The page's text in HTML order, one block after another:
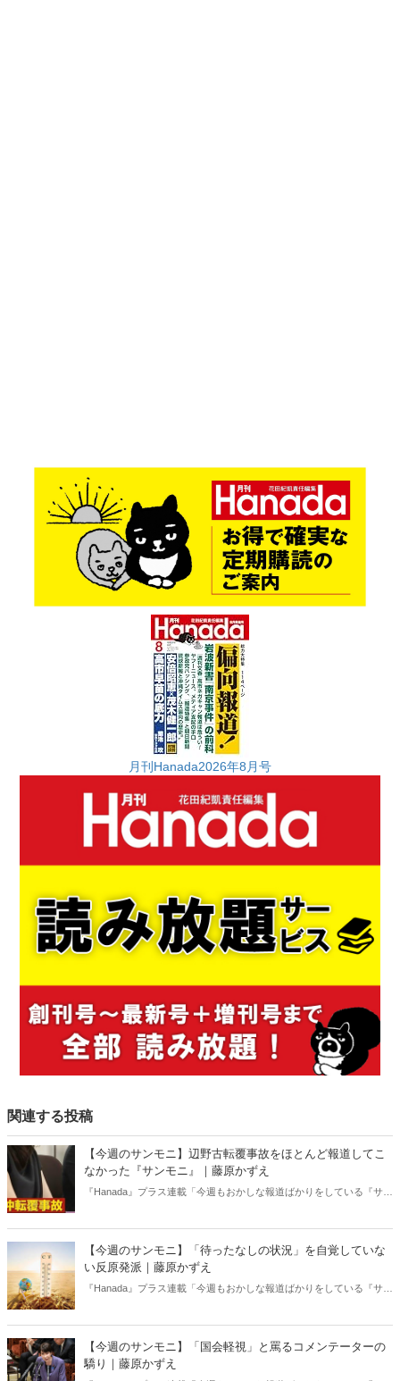
月刊Hanada2026年8月号
関連する投稿
【今週のサンモニ】辺野古転覆事故をほとんど報道してこ
なかった『サンモニ』｜藤原かずえ
『Hanada』プラス連載「今週もおかしな報道ばかりをしている『サン
【今週のサンモニ】「待ったなしの状況」を自覚していな
い反原発派｜藤原かずえ
『Hanada』プラス連載「今週もおかしな報道ばかりをしている『サン
【今週のサンモニ】「国会軽視」と罵るコメンテーターの
驕り｜藤原かずえ